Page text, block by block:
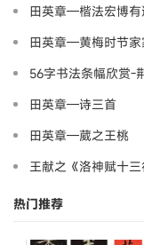
田英章—楷法宏博有
田英章—黄梅时节家
56字书法条幅欣赏-
田英章—诗三首
田英章—葳之王桃
王献之《洛神赋十
热门推荐